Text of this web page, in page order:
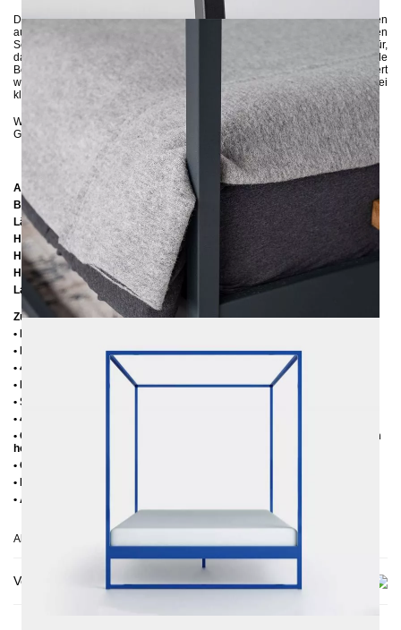
Das Himmelbett wird aus Vierkantrohren in Handarbeit gefertigt und in einen
ausgewählten Farbton umweltschonend pulverbeschichtet. Die breiten
Seitenleisten entweder in einer Höhe von 10 cm oder 14 cm sorgen dafür,
dass die Matratze ganz fest im Gestell sitzt und nicht verrutscht. Das stabile
Bettgestell wird zerlegt an Sie geliefert und kann recht schnell montiert
werden. Sie können sowohl ein großes Lattenrost 140x200 als auch zwei
kleine Lattenroste 70x200 benutzen.
Wenn Sie sich bezüglich der Farbe unsicher sind, können Siehierbis zu 5
Gratis-Farbproben anfordern :-)
Abmessungen
Breite: 14
6 cm
Länge:
206 cm / 216 cm / 226 cm
Höhe:200 cm
Höhe bis zur Rahmenunterkante:
Höhe bis zur Rahmenoberkante:
Lattenrostabsenkung:10 cm oder 14 cm
Zusätzliche Informationen
• Handmade
• Metall: Pulverbeschichtet
• 4 cm breite Mitteltraverse mit Stützfuß
• Fußstopfen aus Kunststoff
• Seitenablagen für Lattenrost 2,8 cm
• 4 cm breite Mitteltraverse mit Stützfuß
• Ohne Lattenrost (wir empfehlen bei Einlegetiefe von 10 cm max. 6-7 cm
hohe Lattenroste, damit die Matratze 3-4 cm in den Rahmen einsinkt)
• Ohne Matratze
• Lieferzustand: Zerlegt (in 3 Kartons)
• Andere RAL-Farbtöne auf Anfrage möglich
Abgebildet: Einlegetiefe 10 cm
Versand & Lieferung